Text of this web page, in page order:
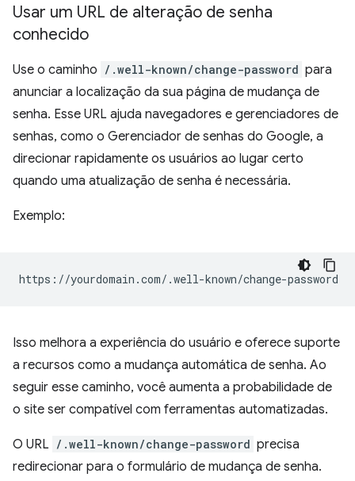
Usar um URL de alteração de senha
conhecido
Use o caminho /.well-known/change-password para
anunciar a localização da sua página de mudança de
senha. Esse URL ajuda navegadores e gerenciadores de
senhas, como o Gerenciador de senhas do Google, a
direcionar rapidamente os usuários ao lugar certo
quando uma atualização de senha é necessária.
Exemplo:
Isso melhora a experiência do usuário e oferece suporte
a recursos como a mudança automática de senha. Ao
seguir esse caminho, você aumenta a probabilidade de
o site ser compatível com ferramentas automatizadas.
O URL /.well-known/change-password precisa
redirecionar para o formulário de mudança de senha.